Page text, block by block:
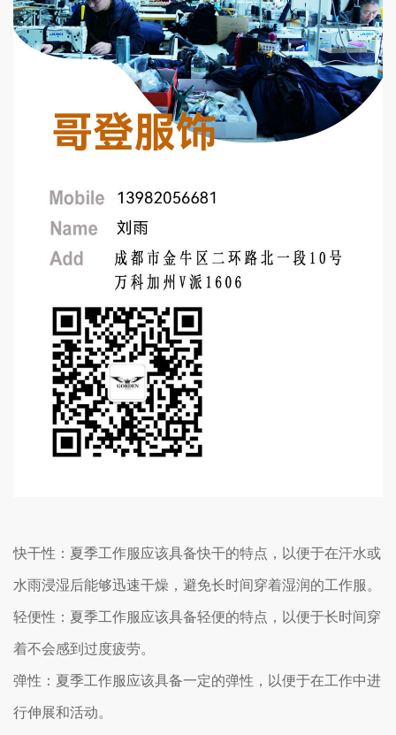
快干性：夏季工作服应该具备快干的特点，以便于在汗水或
水雨浸湿后能够迅速干燥，避免长时间穿着湿润的工作服。
轻便性：夏季工作服应该具备轻便的特点，以便于长时间穿
着不会感到过度疲劳。
弹性：夏季工作服应该具备一定的弹性，以便于在工作中进
行伸展和活动。